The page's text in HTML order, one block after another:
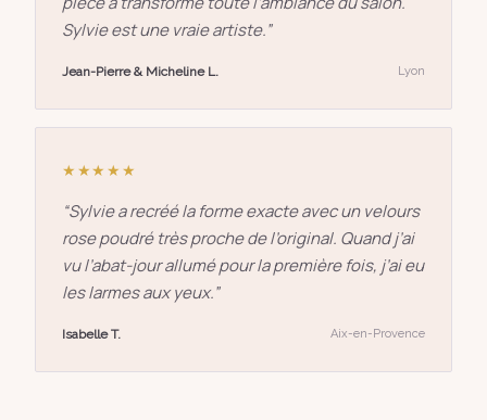
Sylvie est une vraie artiste.”
Jean-Pierre & Micheline L. Lyon
★★★★★
“Sylvie a recréé la forme exacte avec un velours
rose poudré très proche de l’original. Quand j’ai
vu l’abat-jour allumé pour la première fois, j’ai eu
les larmes aux yeux.”
Isabelle T. Aix-en-Provence